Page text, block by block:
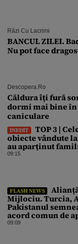
Râzi Cu Lacrimi
BANCUL ZILEI.
Nu pot face
Descopera.ro
Căldura îți fură
dormi mai bine
caniculare
INEDIT
TOP 3 |
obiecte vândute
au aparținut
09:15
FLASH NEWS
Mijlociu. Turcia,
Pakistanul
acord comun de
09:09